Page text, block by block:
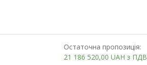
Остаточна пропозиція:
21 186 520,00UAHз ПДВ